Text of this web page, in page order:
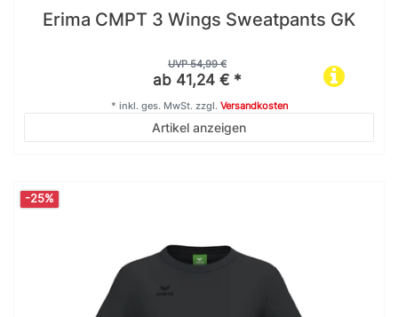
Erima CMPT 3 Wings Sweatpants GK
UVP 54,99 €
ab 41,24 € *
Artikel anzeigen
* inkl. ges. MwSt.zzgl. Versandkosten
-25%